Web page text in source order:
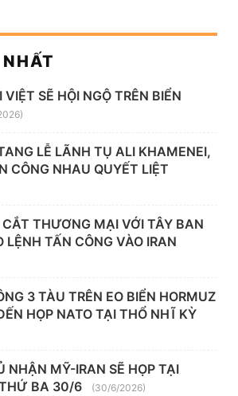
SẼ HỘI NGỘ TRÊN BIỂN
LỄ LÃNH TỤ ALI KHAMENEI,
CÔNG NHAU QUYẾT LIỆT
THƯƠNG MẠI VỚI TÂY BAN
LỆNH TẤN CÔNG VÀO IRAN
3 TÀU TRÊN EO BIỂN HORMUZ
HỌP NATO TẠI THỔ NHĨ KỲ
NHẬN MỸ-IRAN SẼ HỌP TẠI
BA 30/6
(30/6/2026)